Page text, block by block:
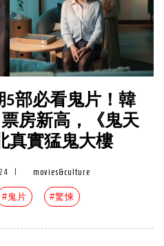
5部必看鬼片！韓
房新高，《鬼天
真實猛鬼大樓
movies&culture
#鬼片 #驚悚